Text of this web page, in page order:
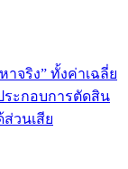
จริง” ทั้งค่าเฉลี่ย
ระกอบการตัดสิน
วนเสีย